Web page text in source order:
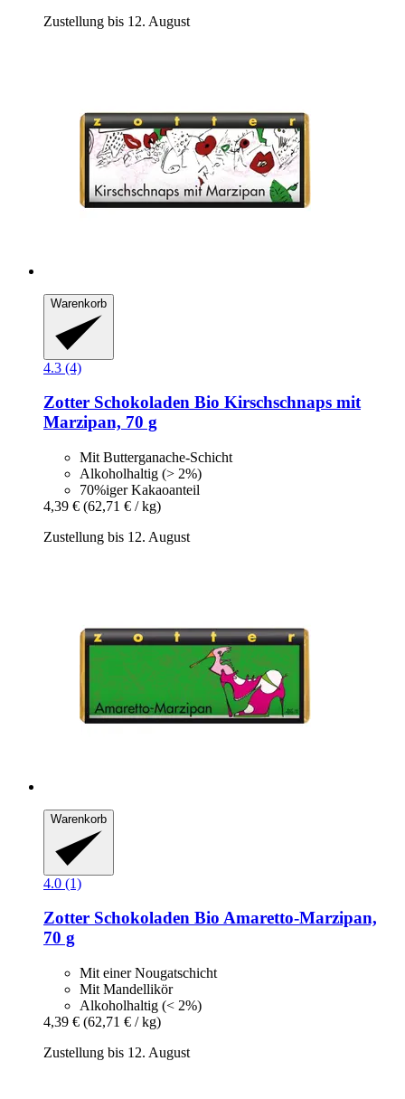
Zustellung bis 12. August
Warenkorb
4.3 (4)
Zotter Schokoladen Bio Kirschschnaps mit
Marzipan, 70 g
Mit Butterganache-Schicht
Alkoholhaltig (> 2%)
70%iger Kakaoanteil
4,39 € (62,71 € / kg)
Zustellung bis 12. August
Warenkorb
4.0 (1)
Zotter Schokoladen Bio Amaretto-​Marzipan,
70 g
Mit einer Nougatschicht
Mit Mandellikör
Alkoholhaltig (< 2%)
4,39 € (62,71 € / kg)
Zustellung bis 12. August